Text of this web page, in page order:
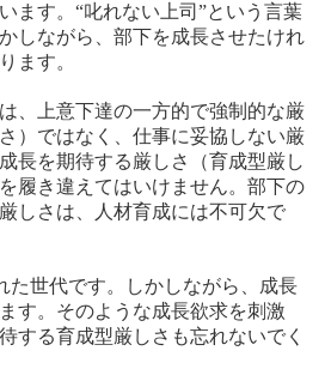
ます。“叱れない上司”という言葉
しながら、部下を成長させたけれ
ます。
、上意下達の一方的で強制的な厳
）ではなく、仕事に妥協しない厳
長を期待する厳しさ（育成型厳し
履き違えてはいけません。部下の
しさは、人材育成には不可欠で
た世代です。しかしながら、成長
す。そのような成長欲求を刺激
する育成型厳しさも忘れないでく